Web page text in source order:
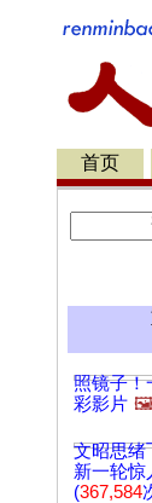
首页
照镜子！
彩影片
文昭思绪
新一轮惊
(367,584